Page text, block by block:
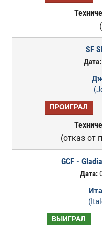
SF
Дата:
ПРОИГРАЛ
(отказ от
GCF -
Дата:
ВЫИГРАЛ